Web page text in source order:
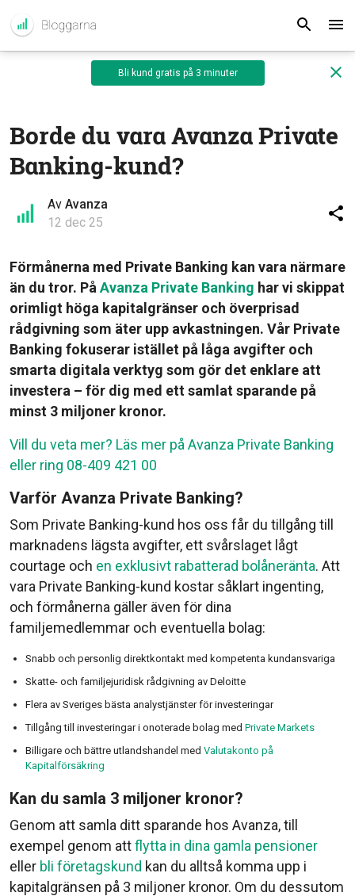
Bli kund gratis på 3 minuter
Borde du vara Avanza Private
Banking-kund?
Av Avanza
12 dec 25
Förmånerna med Private Banking kan vara närmare
än du tror. På Avanza Private Banking har vi skippat
orimligt höga kapitalgränser och överprisad
rådgivning som äter upp avkastningen. Vår Private
Banking fokuserar istället på låga avgifter och
smarta digitala verktyg som gör det enklare att
investera – för dig med ett samlat sparande på
minst 3 miljoner kronor.
Vill du veta mer? Läs mer på Avanza Private Banking
eller ring 08-409 421 00
Varför Avanza Private Banking?
Som Private Banking-kund hos oss får du tillgång till
marknadens lägsta avgifter, ett svårslaget lågt
courtage och en exklusivt rabatterad bolåneränta. Att
vara Private Banking-kund kostar såklart ingenting,
och förmånerna gäller även för dina
familjemedlemmar och eventuella bolag:
Snabb och personlig direktkontakt med kompetenta kundansvariga
Skatte- och familjejuridisk rådgivning av Deloitte
Flera av Sveriges bästa analystjänster för investeringar
Tillgång till investeringar i onoterade bolag med Private Markets
Billigare och bättre utlandshandel med Valutakonto på
Kapitalförsäkring
Kan du samla 3 miljoner kronor?
Genom att samla ditt sparande hos Avanza, till
exempel genom attflytta in dina gamla pensioner
eller bli företagskund kan du alltså komma upp i
kapitalgränsen på 3 miljoner kronor. Om du dessutom